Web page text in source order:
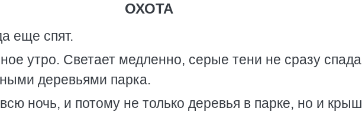
ОХОТА
еще спят.
утро. Светает медленно, серые тени не сразу
деревьями парка.
ночь, и потому не только деревья в парке, но и